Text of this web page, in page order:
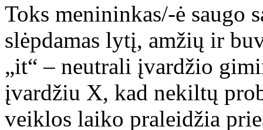
Toks menininkas/-ė saugo
slėpdamas lytį, amžių ir
„it“ – neutrali įvardžio
įvardžiu X, kad nekiltų
veiklos laiko praleidžia